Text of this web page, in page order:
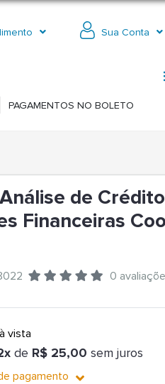
Sua Conta
PAGAMENTOS NO BOLETO
de
Financeiras
0
à vista
de R$ 25,00 sem juros
pagamento